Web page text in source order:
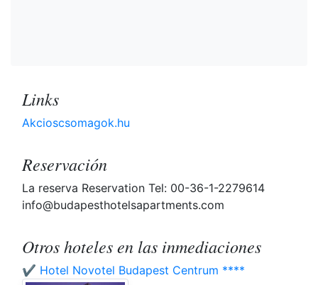
Links
Akcioscsomagok.hu
Reservación
La reserva Reservation Tel: 00-36-1-2279614
info@budapesthotelsapartments.com
Otros hoteles en las inmediaciones
✔️ Hotel Novotel Budapest Centrum ****